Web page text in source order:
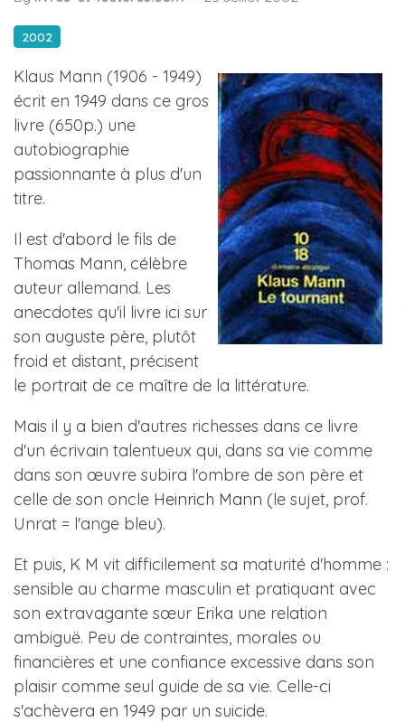
2002
Klaus Mann (1906 - 1949)
écrit en 1949 dans ce gros
livre (650p.) une
autobiographie
passionnante à plus d'un
titre.
Il est d'abord le fils de
Thomas Mann, célèbre
auteur allemand. Les
anecdotes qu'il livre ici sur
son auguste père, plutôt
froid et distant, précisent
le portrait de ce maître de la littérature.
Mais il y a bien d'autres richesses dans ce livre
d'un écrivain talentueux qui, dans sa vie comme
dans son œuvre subira l'ombre de son père et
celle de son oncle Heinrich Mann (le sujet, prof.
Unrat = l'ange bleu).
Et puis, K M vit difficilement sa maturité d'homme :
sensible au charme masculin et pratiquant avec
son extravagante sœur Erika une relation
ambiguë. Peu de contraintes, morales ou
financières et une confiance excessive dans son
plaisir comme seul guide de sa vie. Celle-ci
s'achèvera en 1949 par un suicide.